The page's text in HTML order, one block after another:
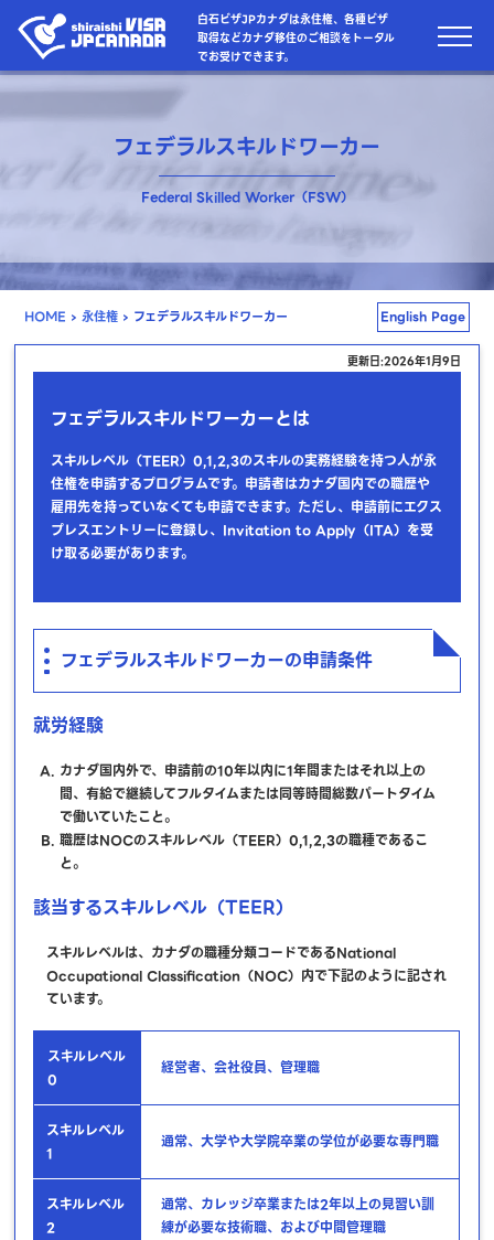
白石ビザJPカナダは永住権、各種ビザ
取得などカナダ移住のご相談をトータル
でお受けできます。
フェデラルスキルドワーカー
Federal Skilled Worker（FSW）
HOME › 永住権 › フェデラルスキルドワーカー English Page
更新日:2026年1月9日
フェデラルスキルドワーカーとは
スキルレベル（TEER）0,1,2,3のスキルの実務経験を持つ人が永
住権を申請するプログラムです。申請者はカナダ国内での職歴や
雇用先を持っていなくても申請できます。ただし、申請前にエクス
プレスエントリーに登録し、Invitation to Apply（ITA）を受
け取る必要があります。
フェデラルスキルドワーカーの申請条件
就労経験
カナダ国内外で、申請前の10年以内に1年間またはそれ以上の
間、有給で継続してフルタイムまたは同等時間総数パートタイム
で働いていたこと。
職歴はNOCのスキルレベル（TEER）0,1,2,3の職種であるこ
と。
該当するスキルレベル（TEER）
スキルレベルは、カナダの職種分類コードであるNational
Occupational Classification（NOC）内で下記のように記され
ています。
スキルレベル
0
経営者、会社役員、管理職
スキルレベル
1
通常、大学や大学院卒業の学位が必要な専門職
スキルレベル
2
通常、カレッジ卒業または2年以上の見習い訓
練が必要な技術職、および中間管理職